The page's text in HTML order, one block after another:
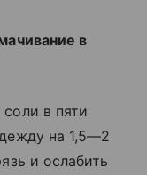
в
в пяти
на 1,5—2
и ослабить